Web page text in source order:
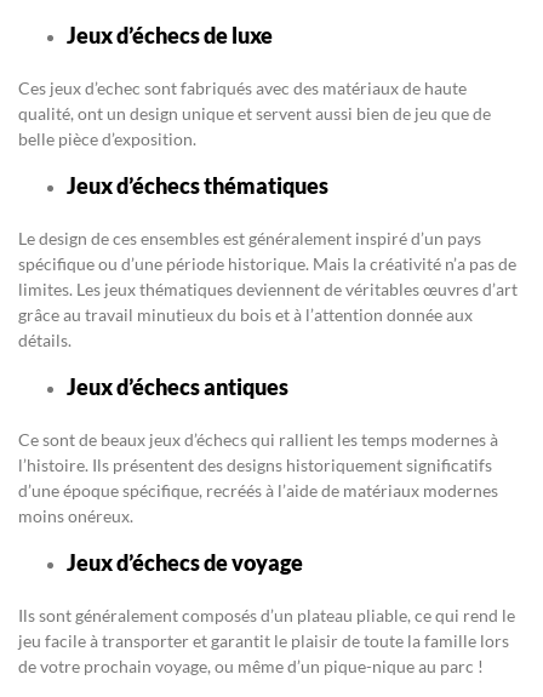
Jeux d’échecs de luxe
Ces jeux d’echec sont fabriqués avec des matériaux de haute
qualité, ont un design unique et servent aussi bien de jeu que de
belle pièce d’exposition.
Jeux d’échecs thématiques
Le design de ces ensembles est généralement inspiré d’un pays
spécifique ou d’une période historique. Mais la créativité n’a pas de
limites. Les jeux thématiques deviennent de véritables œuvres d’art
grâce au travail minutieux du bois et à l’attention donnée aux
détails.
Jeux d’échecs antiques
Ce sont de beaux jeux d’échecs qui rallient les temps modernes à
l’histoire. Ils présentent des designs historiquement significatifs
d’une époque spécifique, recréés à l’aide de matériaux modernes
moins onéreux.
Jeux d’échecs de voyage
Ils sont généralement composés d’un plateau pliable, ce qui rend le
jeu facile à transporter et garantit le plaisir de toute la famille lors
de votre prochain voyage, ou même d’un pique-nique au parc !